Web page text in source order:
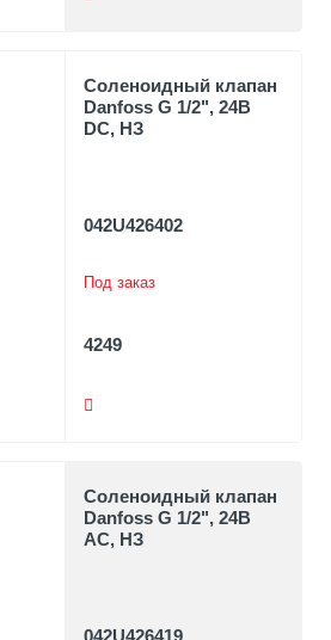
Соленоидный клапан
Danfoss G 1/2", 24В
DC, НЗ
042U426402
Под заказ
4249
Соленоидный клапан
Danfoss G 1/2", 24В
AC, НЗ
042U426419